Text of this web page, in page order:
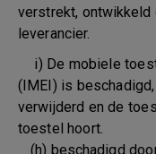
verstrekt,
leverancier.
i) De mobiele
(IMEI) is
verwijderd en de
toestel hoort.
(h) beschadigd